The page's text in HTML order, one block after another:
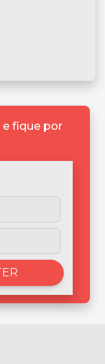
e fique por